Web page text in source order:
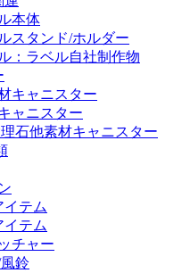
本体
スタンド/ホルダー
：ラベル自社制作物
キャニスター
ャニスター
石他素材キャニスター
テム
テム
チャー
鈴